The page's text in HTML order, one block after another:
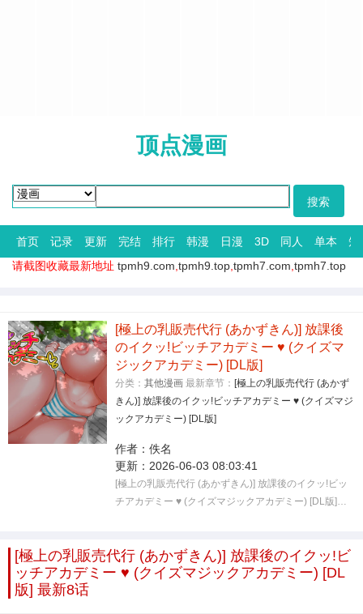
顶点漫画
首页 记录 更新 完结 排行 韩漫 日漫 3D 同人 单本
短
请截图收藏最新地址 tpmh9.com tpmh9.top tpmh7.com tpmh7.top
[極上の乳販売代行 (あかずきん)] 放課後
のイクッ!ビッチアカデミー ♥︎ (クイズマ
ジックアカデミー) [DL版]
分类： 其他漫画 最新章节： [極上の乳販売代行 (あかず
きん)] 放課後のイクッ!ビッチアカデミー ♥︎ (クイズマジ
ックアカデミー) [DL版]
作者： 佚名
更新： 2026-06-03 08:03:41
[極上の乳販売代行 (あかずきん)] 放課後のイクッ!ビッ
チアカデミー ♥︎ (クイズマジックアカデミー) [DL版]…
[極上の乳販売代行 (あかずきん)] 放課後のイクッ!ビ
ッチアカデミー ♥︎ (クイズマジックアカデミー) [DL
版] 最新8话